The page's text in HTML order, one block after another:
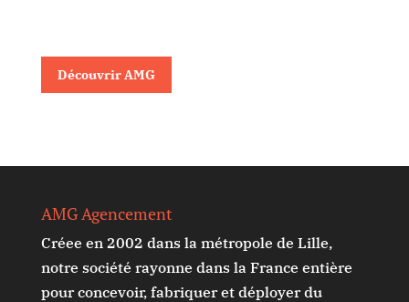
Découvrir AMG
AMG Agencement
Créee en 2002 dans la métropole de Lille,
notre société rayonne dans la France entière
pour concevoir, fabriquer et déployer du